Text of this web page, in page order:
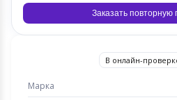
Заказать повторную
В онлайн-
Марка